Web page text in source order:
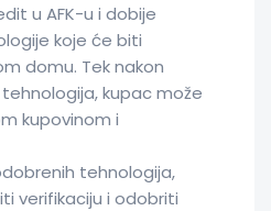
u AFK-u i dobije
koje će biti
domu. Tek nakon
kupac može
kupovinom i
tehnologija,
verifikaciju i odobriti